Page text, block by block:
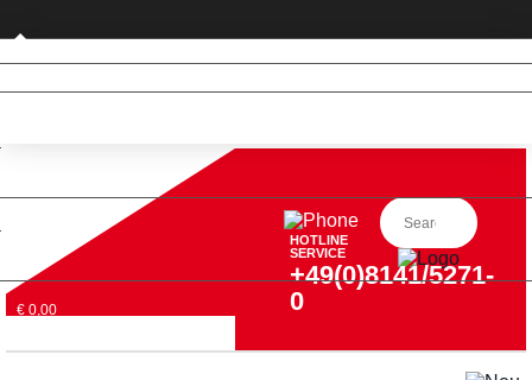
Privatkunde (nur DE)
€ 0,00
HOTLINE
SERVICE
+49(0)8141/5271-
0